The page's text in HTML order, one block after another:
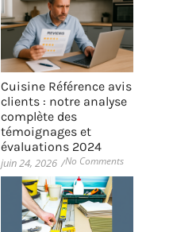
Cuisine Référence avis
clients : notre analyse
complète des
témoignages et
évaluations 2024
juin 24, 2026 /No Comments